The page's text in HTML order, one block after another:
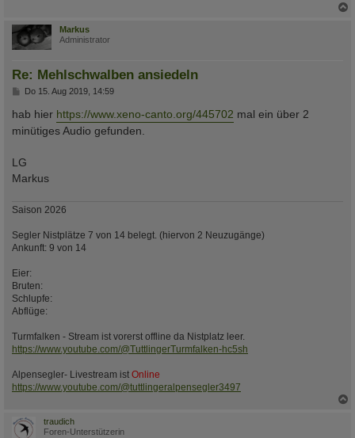
Markus
Administrator
Re: Mehlschwalben ansiedeln
B
i
r
Do 15. Aug 2019, 14:59
hab hier https://www.xeno-canto.org/445702 mal ein über 2
minütiges Audio gefunden.
LG
Markus
Saison 2026
Segler Nistplätze 7 von 14 belegt. (hiervon 2 Neuzugänge)
Ankunft: 9 von 14
Eier:
Bruten:
Schlupfe:
Abflüge:
Turmfalken - Stream ist vorerst offline da Nistplatz leer.
https://www.youtube.com/@TuttlingerTurmfalken-hc5sh
Alpensegler- Livestream ist Online
https://www.youtube.com/@tuttlingeralpensegler3497
traudich
Foren-Unterstützerin